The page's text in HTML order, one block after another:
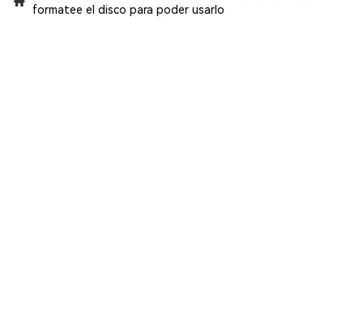
formatee el disco para poder usarlo